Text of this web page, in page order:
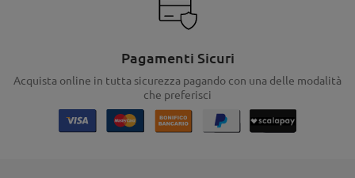
Pagamenti Sicuri
Acquista online in tutta sicurezza pagando con una delle modalità
che preferisci